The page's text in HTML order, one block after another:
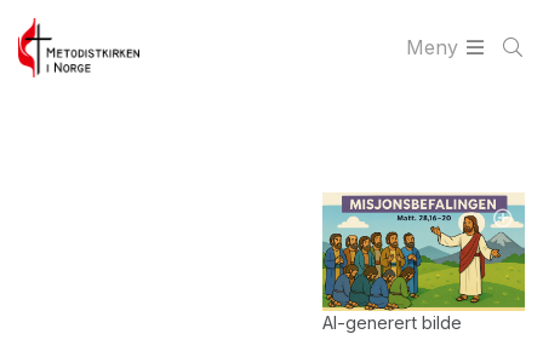
Meny
AI-generert bilde